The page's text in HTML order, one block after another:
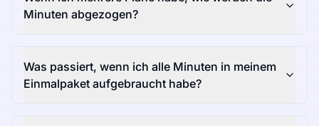
Minuten abgezogen?
Was passiert, wenn ich alle Minuten in meinem
Einmalpaket aufgebraucht habe?